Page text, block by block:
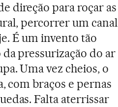
direção para roçar as
percorrer um canal
É um invento tão
pressurização do ar
Uma vez cheios, o
com braços e pernas
Falta aterrissar